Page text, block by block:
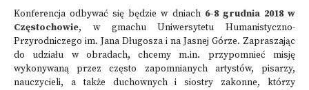
Konferencja odbywać się będzie w dniach6-8 grudnia 2018 w
Częstochowie, w gmachu Uniwersytetu Humanistyczno-
Przyrodniczego im. Jana Długosza i na Jasnej Górze. Zapraszając
do udziału w obradach, chcemy m.in. przypomnieć misję
wykonywaną przez często zapomnianych artystów, pisarzy,
nauczycieli, a także duchownych i siostry zakonne, którzy